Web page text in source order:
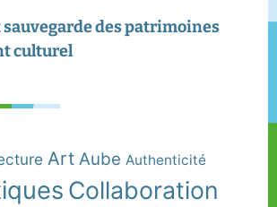
des patrimoines
culturel
Art Aube Authenticité
Collaboration